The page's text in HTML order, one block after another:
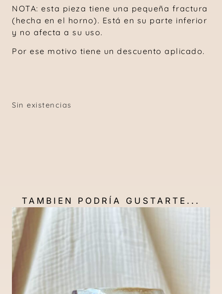
NOTA: esta pieza tiene una pequeña fractura
(hecha en el horno). Está en su parte inferior
y no afecta a su uso.
Por ese motivo tiene un descuento aplicado.
Sin existencias
TAMBIEN PODRÍA GUSTARTE...